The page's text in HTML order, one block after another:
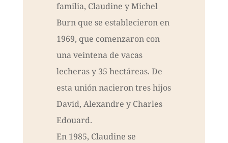
familia, Claudine y Michel
Burn que se establecieron en
1969, que comenzaron con
una veintena de vacas
lecheras y 35 hectáreas. De
esta unión nacieron tres hijos
David, Alexandre y Charles
Edouard.
En 1985, Claudine se